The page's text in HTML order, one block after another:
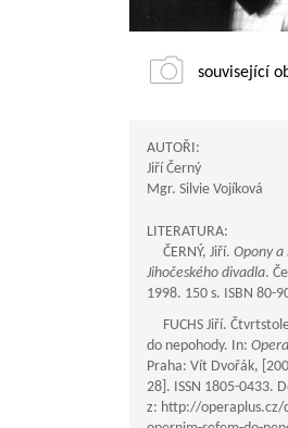
související
AUTOŘI:
Jiří Černý
Mgr. Silvie Vojíková
LITERATURA:
ČERNÝ, Jiří. Opony
Jihočeského divadla.
1998. 150 s. ISBN 80-
FUCHS Jiří.
do nepohody. In:
Praha: Vít Dvořák,
28]. ISSN 1805-0433.
z: http://